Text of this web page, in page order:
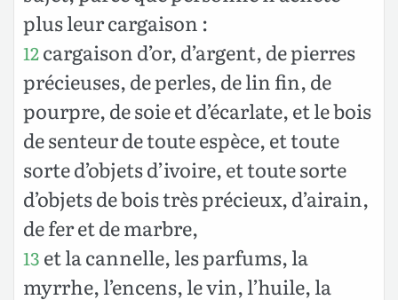
plus leur cargaison :
12cargaison d’or, d’argent, de pierres
précieuses, de perles, de lin fin, de
pourpre, de soie et d’écarlate, et le bois
de senteur de toute espèce, et toute
sorte d’objets d’ivoire, et toute sorte
d’objets de bois très précieux, d’airain,
de fer et de marbre,
13 et la cannelle, les parfums, la
myrrhe, l’encens, le vin, l’huile, la